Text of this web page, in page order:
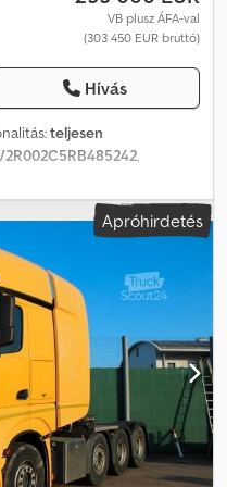
VB plusz ÁFA-val
(303 450 EUR bruttó)
Hívás
teljesen
,
dízel, saját
18 089 kg, össztömeg:
315/70 R22.5
6x2,
25 801 320 mm, következő
, üzemanyagtartály
fogyasztás: 38 l/100 km,
alvófülke, hajtástípus:
osztály: Euro 6 ,
2, teljes hossz:6 311 mm
3 920 mm,
8 500 kg,
7 500 kg,
Apróhirdetés